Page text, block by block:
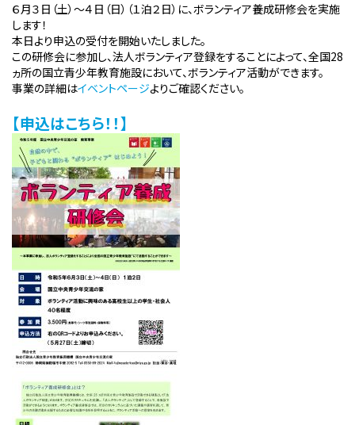
６月３日（土）～４日（日）（１泊２日）に、ボランティア養成研修会を実施
します！
本日より申込の受付を開始いたしました。
この研修会に参加し、法人ボランティア登録をすることによって、全国28
ヵ所の国立青少年教育施設において、ボランティア活動ができます。
事業の詳細はイベントページよりご確認ください。
【申込はこちら！！】